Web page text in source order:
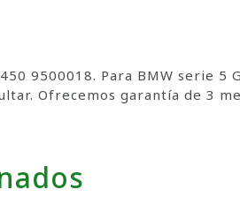
9500018. Para BMW serie
Ofrecemos garantía de 3